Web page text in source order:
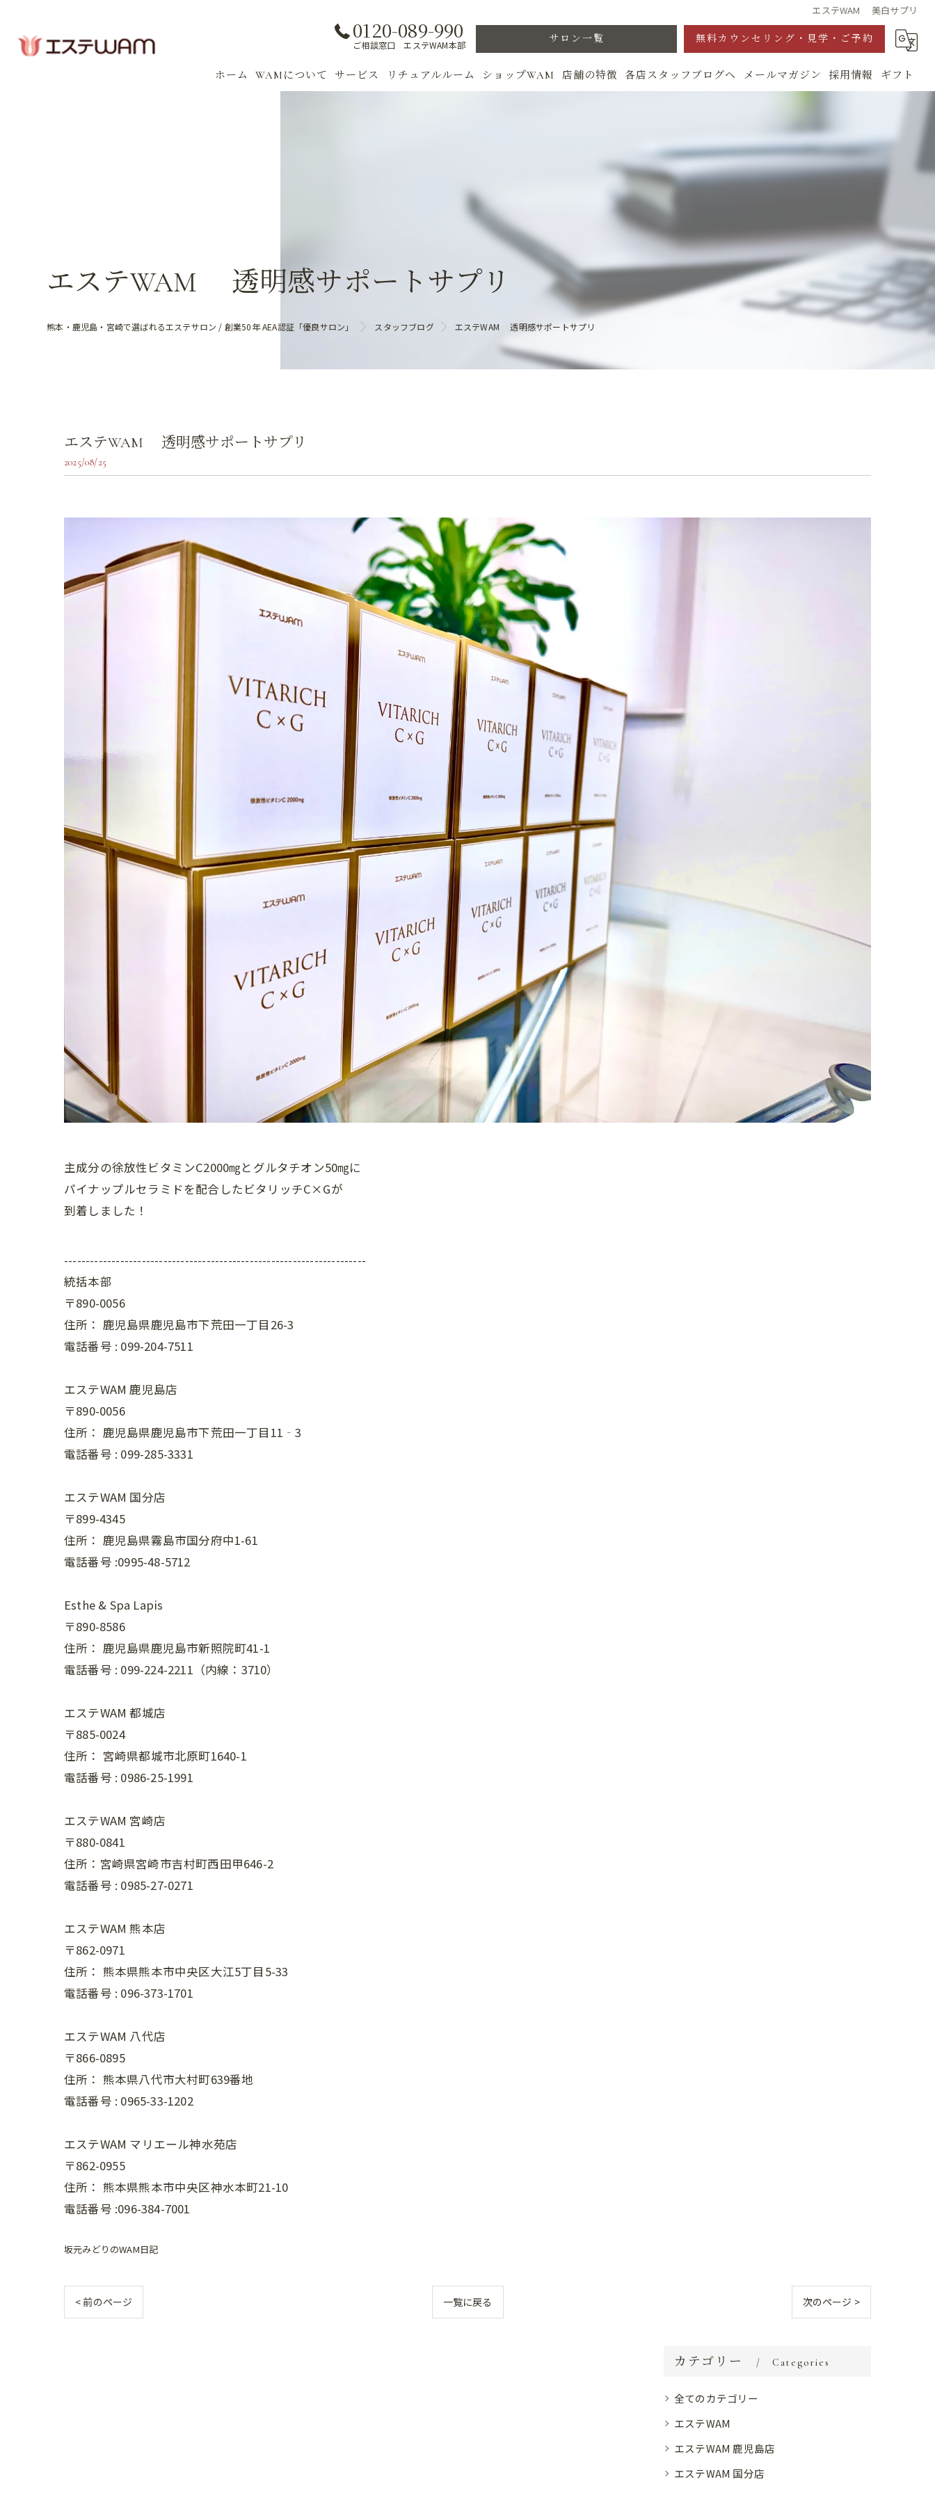
エステWAM 美白サプリ
0120-089-990
ご相談窓口 エステWAM本部
サロン一覧 無料カウンセリング・見学・ご予約
ホーム WAMについて サービス
女性専用フィットネス
リチュアルルーム ショップWAM 店舗の特徴
スキンケア
各店スタッフブログへ メールマガジン 採用情報 ギフト
エステWAM 透明感サポートサプリ
熊本・鹿児島・宮崎で選ばれるエステサロン / 創業50年 AEA認証「優良サロン」 スタッフブログ エステWAM 透明感サポートサプリ
エステWAM 透明感サポートサプリ
2025/08/25
主成分の徐放性ビタミンC2000㎎とグルタチオン50㎎に
パイナップルセラミドを配合したビタリッチC×Gが
到着しました！
----------------------------------------------------------------------
統括本部
〒890-0056
住所： 鹿児島県鹿児島市下荒田一丁目26-3
電話番号 : 099-204-7511
エステWAM 鹿児島店
〒890-0056
住所： 鹿児島県鹿児島市下荒田一丁目11‐3
電話番号 : 099-285-3331
エステWAM 国分店
〒899-4345
住所： 鹿児島県霧島市国分府中1-61
電話番号 :0995-48-5712
Esthe & Spa Lapis
〒890-8586
住所： 鹿児島県鹿児島市新照院町41-1
電話番号 : 099-224-2211（内線：3710）
エステWAM 都城店
〒885-0024
住所： 宮崎県都城市北原町1640-1
電話番号 : 0986-25-1991
エステWAM 宮崎店
〒880-0841
住所：宮崎県宮崎市吉村町西田甲646-2
電話番号 : 0985-27-0271
エステWAM 熊本店
〒862-0971
住所： 熊本県熊本市中央区大江5丁目5-33
電話番号 : 096-373-1701
エステWAM 八代店
〒866-0895
住所： 熊本県八代市大村町639番地
電話番号 : 0965-33-1202
エステWAM マリエール神水苑店
〒862-0955
住所： 熊本県熊本市中央区神水本町21-10
電話番号 :096-384-7001
坂元みどりのWAM日記
< 前のページ 一覧に戻る 次のページ >
カテゴリー Categories
全てのカテゴリー
エステWAM
エステWAM 鹿児島店
エステWAM 国分店